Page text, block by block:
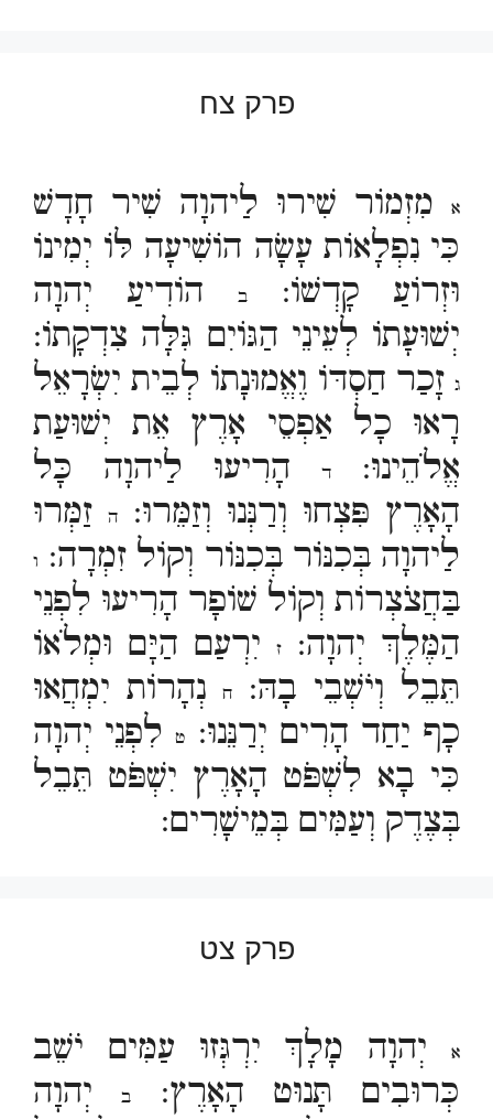
פרק צח
א
מִזְמוֹר שִׁירוּ לַיהוָה שִׁיר חָדָשׁ
כִּי נִפְלָאוֹת עָשָׂה הוֹשִׁיעָה לּוֹ יְמִינוֹ
וּזְרוֹעַ קָדְשׁוֹ:
ב
הוֹדִיעַ יְהוָה
יְשׁוּעָתוֹ לְעֵינֵי הַגּוֹיִם גִּלָּה צִדְקָתוֹ:
ג זָכַר חַסְדּוֹ וֶאֱמוּנָתוֹ לְבֵית יִשְׂרָאֵל
רָאוּ כָל אַפְסֵי אָרֶץ אֵת יְשׁוּעַת
אֱלֹהֵינוּ:
ד
הָרִיעוּ לַיהוָה כָּל
הָאָרֶץ פִּצְחוּ וְרַנְּנוּ וְזַמֵּרוּ:
ה
זַמְּרוּ
לַיהוָה בְּכִנּוֹר בְּכִנּוֹר וְקוֹל זִמְרָה: ו
בַּחֲצֹצְרוֹת וְקוֹל שׁוֹפָר הָרִיעוּ לִפְנֵי
הַמֶּלֶךְ יְהוָה:
ז
יִרְעַם הַיָּם וּמְלֹאוֹ
תֵּבֵל וְיֹשְׁבֵי בָהּ:
ח
נְהָרוֹת יִמְחֲאוּ
כָף יַחַד הָרִים יְרַנֵּנוּ:
טלִפְנֵי יְהוָה
כִּי בָא לִשְׁפֹּט הָאָרֶץ יִשְׁפֹּט תֵּבֵל
בְּצֶדֶק וְעַמִּים בְּמֵישָׁרִים:
פרק צט
א
יְהוָה מָלָךְ יִרְגְּזוּ עַמִּים יֹשֵׁב
כְּרוּבִים תָּנוּט הָאָרֶץ:
ביְהוָה